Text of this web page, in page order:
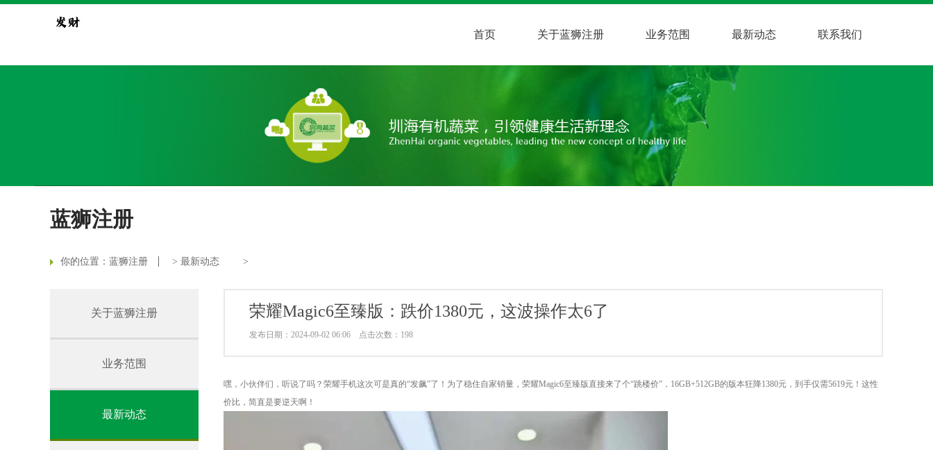
首页 关于蓝狮注册 业务范围 最新动态 联系我们
蓝狮注册
你的位置： 蓝狮注册 > 最新动态 >
关于蓝狮注册
业务范围
最新动态
荣耀Magic6至臻版：跌价1380元，这波操作太6了
发布日期：2024-09-02 06:06 点击次数：198
嘿，小伙伴们，听说了吗？荣耀手机这次可是真的“发飙”了！为了稳住自家销量，荣耀Magic6至臻版直接来了个“跳楼价”，16GB+512GB的版本狂降1380元，到手仅需5619元！这性
价比，简直是要逆天啊！